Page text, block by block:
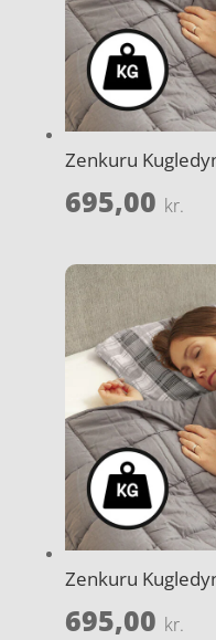
Zenkuru
695,00 kr.
Zenkuru
695,00 kr.